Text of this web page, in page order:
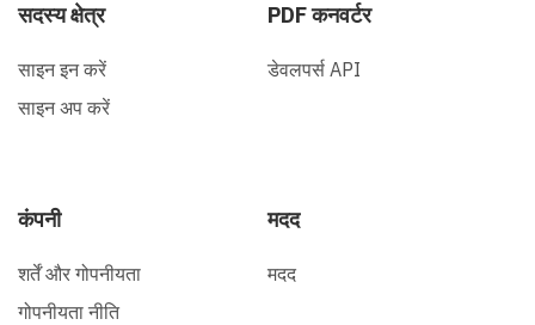
सदस्य क्षेत्र
साइन इन करें
साइन अप करें
PDF कनवर्टर
डेवलपर्स API
कंपनी
शर्तें और गोपनीयता
गोपनीयता नीति
मदद
मदद